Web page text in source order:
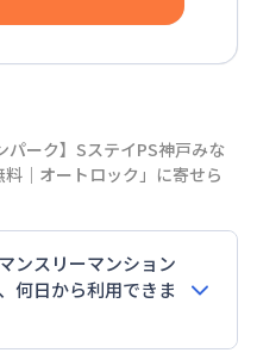
パーク】SステイPS神戸みな
｜オートロック」に寄せら
ンスリーマンション
何日から利用できま